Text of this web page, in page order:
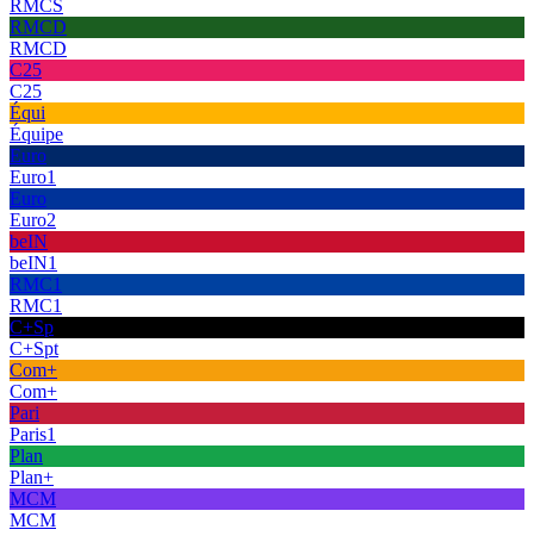
RMCS
RMCD
RMCD
C25
C25
Équi
Équipe
Euro
Euro1
Euro
Euro2
beIN
beIN1
RMC1
RMC1
C+Sp
C+Spt
Com+
Com+
Pari
Paris1
Plan
Plan+
MCM
MCM